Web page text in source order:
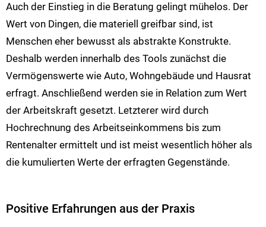
Auch der Einstieg in die Beratung gelingt mühelos. Der
Wert von Dingen, die materiell greifbar sind, ist
Menschen eher bewusst als abstrakte Konstrukte.
Deshalb werden innerhalb des Tools zunächst die
Vermögenswerte wie Auto, Wohngebäude und Hausrat
erfragt. Anschließend werden sie in Relation zum Wert
der Arbeitskraft gesetzt. Letzterer wird durch
Hochrechnung des Arbeitseinkommens bis zum
Rentenalter ermittelt und ist meist wesentlich höher als
die kumulierten Werte der erfragten Gegenstände.
Positive Erfahrungen aus der Praxis